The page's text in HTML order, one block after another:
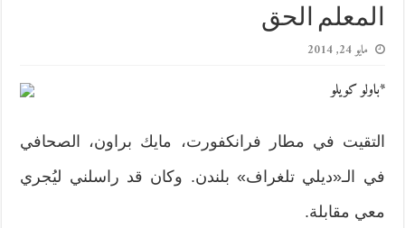
المعلم الحق
مايو 24, 2014
*باولو كويلو
التقيت في مطار فرانكفورت، مايك براون، الصحافي
في الـ«ديلي تلغراف» بلندن. وكان قد راسلني ليُجري
معي مقابلة.